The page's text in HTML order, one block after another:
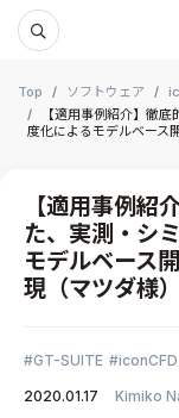
Top ソフトウェア
【適用事例紹介】徹
度化によるモデルベース
【適用事例紹
た、実測・シ
モデルベース
現（マツダ様）
GT-SUITE
iconCFD
2020.01.17
Kimiko